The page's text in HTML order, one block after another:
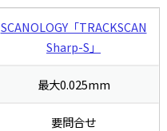
SCANOLOGY「TRACKSCAN
Sharp-S」
最大0.025mm
要問合せ